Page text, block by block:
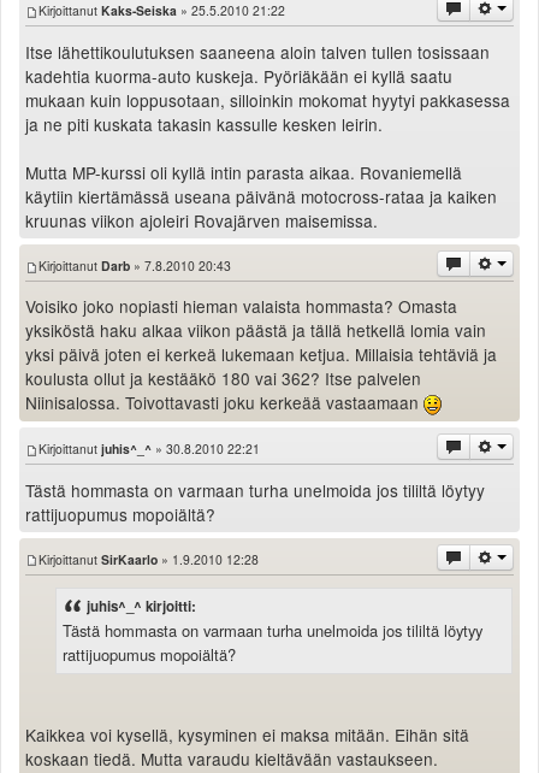
Kirjoittanut Kaks-Seiska » 25.5.2010 21:22
Itse lähettikoulutuksen saaneena aloin talven tullen tosissaan
kadehtia kuorma-auto kuskeja. Pyöriäkään ei kyllä saatu
mukaan kuin loppusotaan, silloinkin mokomat hyytyi pakkasessa
ja ne piti kuskata takasin kassulle kesken leirin.
Mutta MP-kurssi oli kyllä intin parasta aikaa. Rovaniemellä
käytiin kiertämässä useana päivänä motocross-rataa ja kaiken
kruunas viikon ajoleiri Rovajärven maisemissa.
Kirjoittanut Darb » 7.8.2010 20:43
Voisiko joko nopiasti hieman valaista hommasta? Omasta
yksiköstä haku alkaa viikon päästä ja tällä hetkellä lomia vain
yksi päivä joten ei kerkeä lukemaan ketjua. Millaisia tehtäviä ja
koulusta ollut ja kestääkö 180 vai 362? Itse palvelen
Niinisalossa. Toivottavasti joku kerkeää vastaamaan
Kirjoittanut juhis^_^ » 30.8.2010 22:21
Tästä hommasta on varmaan turha unelmoida jos tililtä löytyy
rattijuopumus mopoiältä?
Kirjoittanut SirKaarlo » 1.9.2010 12:28
juhis^_^ kirjoitti:
Tästä hommasta on varmaan turha unelmoida jos tililtä löytyy
rattijuopumus mopoiältä?
Kaikkea voi kysellä, kysyminen ei maksa mitään. Eihän sitä
koskaan tiedä. Mutta varaudu kieltävään vastaukseen.